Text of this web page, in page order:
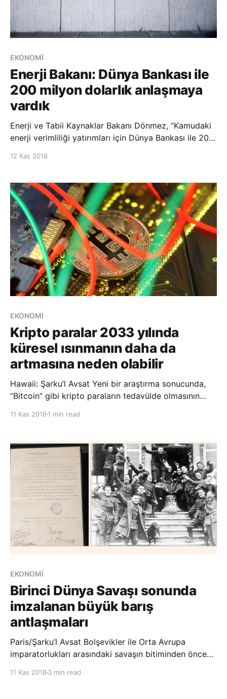
EKONOMİ
Enerji Bakanı: Dünya Bankası ile
200 milyon dolarlık anlaşmaya
vardık
Enerji ve Tabii Kaynaklar Bakanı Dönmez, “Kamudaki
enerji verimliliği yatırımları için Dünya Bankası ile 200
Tabii Kaynaklar Bakanı Fatih Dönmez, Enerji
Toplantısı’na katıldı. Dönme
12 Kas 2018
EKONOMİ
Kripto paralar 2033 yılında
küresel ısınmanın daha da
artmasına neden olabilir
Hawaii: Şarku’l Avsat Yeni bir araştırma sonucunda,
“Bitcoin” gibi kripto paraların tedavülde olmasının
dergisinde yayınlanan araştırma, kripto para iç
11 Kas 2018 1 min read
EKONOMİ
Birinci Dünya Savaşı sonunda
imzalanan büyük barış
antlaşmaları
Paris/Şarku’l Avsat Bolşevikler ile Orta Avrupa
imparatorlukları arasındaki savaşın bitiminden önce
11 Kas 2018 3 min read